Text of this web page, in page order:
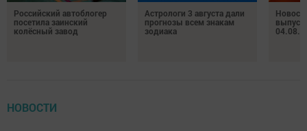
Российский автоблогер
посетила заинский
колёсный завод
Астрологи 3 августа дали
прогнозы всем знакам
зодиака
НОВОСТИ